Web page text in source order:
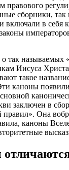
правового
сборники, так
включали в себя
о так называемых
Иисуса
такое
каноны
заключен в
Она
каноны